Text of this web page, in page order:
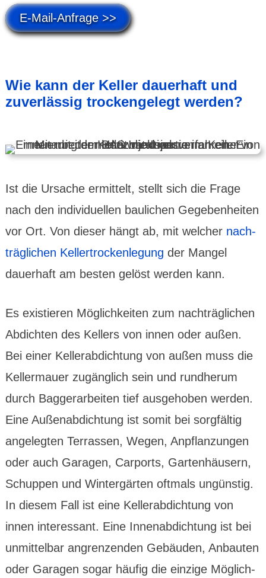
E-Mail-Anfrage >>
Wie kann der Keller dauer­haft und
zuver­lässig trocken­gelegt werden?
Ist die Ursache ermit­telt, stellt sich die Frage
nach den indivi­duellen bau­lichen Gegeben­heiten
vor Ort. Von dieser hängt ab, mit welcher nach­
träg­lichen Keller­trocken­legung der Mangel
dauer­haft am besten gelöst werden kann.
Es exis­tieren Möglich­keiten zum nach­träg­lichen
Abdichten des Kellers von innen oder außen.
Bei einer Keller­abdich­tung von außen muss die
Keller­mauer zugäng­lich sein und rund­herum
durch Bagger­arbei­ten tief ausge­hoben werden.
Eine Außen­abdich­tung ist somit bei sorg­fältig
ange­legten Terrassen, Wegen, Anpflan­zungen
oder auch Garagen, Carports, Garten­häusern,
Schuppen und Winter­gärten oftmals ungünstig.
In diesem Fall ist eine Keller­abdich­tung von
innen interes­sant. Eine Innen­abdich­tung ist bei
unmittel­bar angren­zenden Gebäuden, Anbauten
oder Garagen sogar häufig die einzige Möglich­